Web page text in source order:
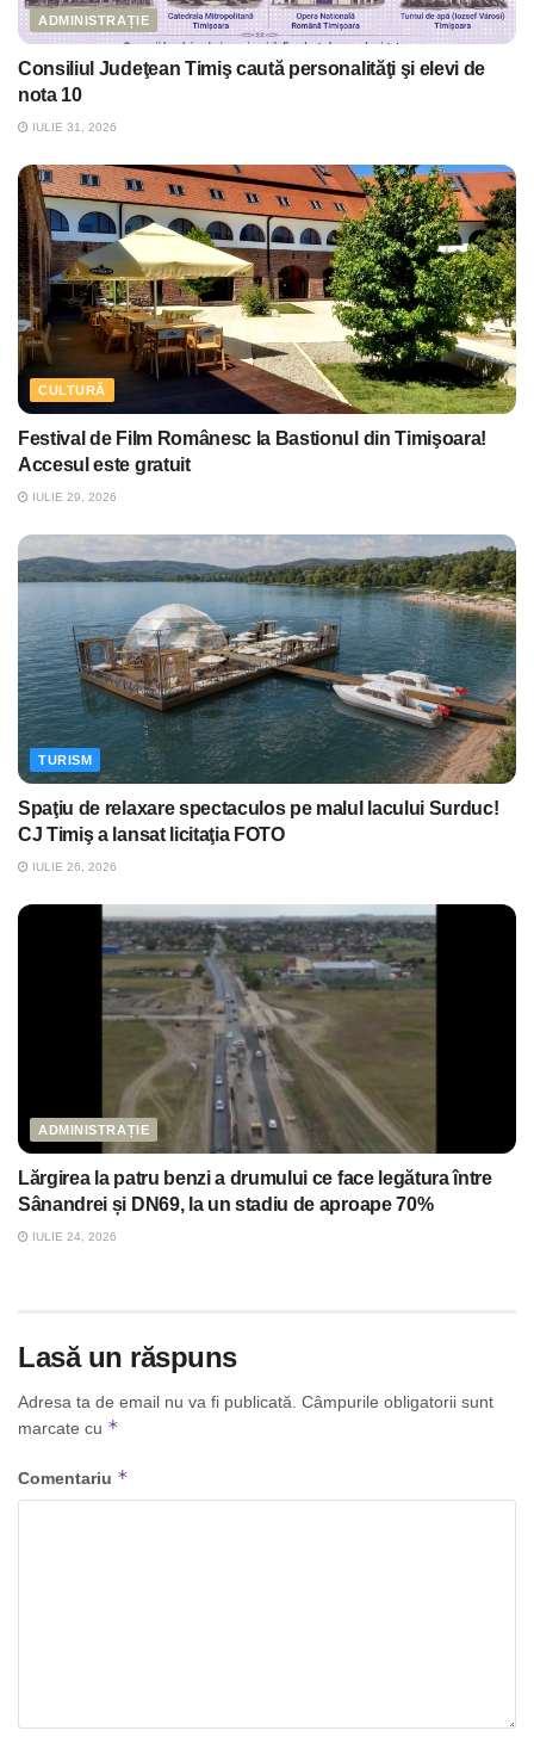
ADMINISTRAȚIE
Consiliul Judeţean Timiş caută personalităţi şi elevi de
nota 10
IULIE 31, 2026
CULTURĂ
Festival de Film Românesc la Bastionul din Timişoara!
Accesul este gratuit
IULIE 29, 2026
TURISM
Spaţiu de relaxare spectaculos pe malul lacului Surduc!
CJ Timiş a lansat licitaţia FOTO
IULIE 26, 2026
ADMINISTRAȚIE
Lărgirea la patru benzi a drumului ce face legătura între
Sânandrei și DN69, la un stadiu de aproape 70%
IULIE 24, 2026
Lasă un răspuns
Adresa ta de email nu va fi publicată. Câmpurile obligatorii sunt
marcate cu *
Comentariu *